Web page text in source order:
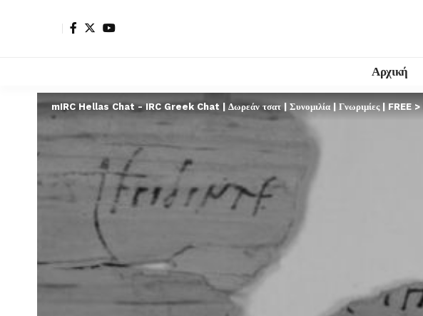
Αρχική
mIRC Hellas Chat - IRC Greek Chat | Δωρεάν τσατ | Συνομιλία | Γνωριμίες | FREE >